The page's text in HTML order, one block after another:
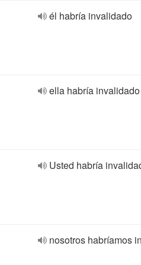
él habría invalidado
ella habría invalidado
Usted habría
nosotros habríamos